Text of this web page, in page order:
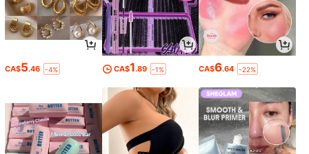
CA$5.46 -4% CA$1.89 -1% CA$6.64 -22%